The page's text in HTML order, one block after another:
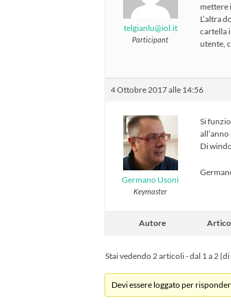
telgianlu@iol.it
Participant
mettere
L’altra
cartella
utente,
4 Ottobre 2017 alle 14:56
Germano Usoni
Keymaster
Si
Di
Autore
Stai vedendo 2 articoli - dal 1 a 2
Devi essere loggato per